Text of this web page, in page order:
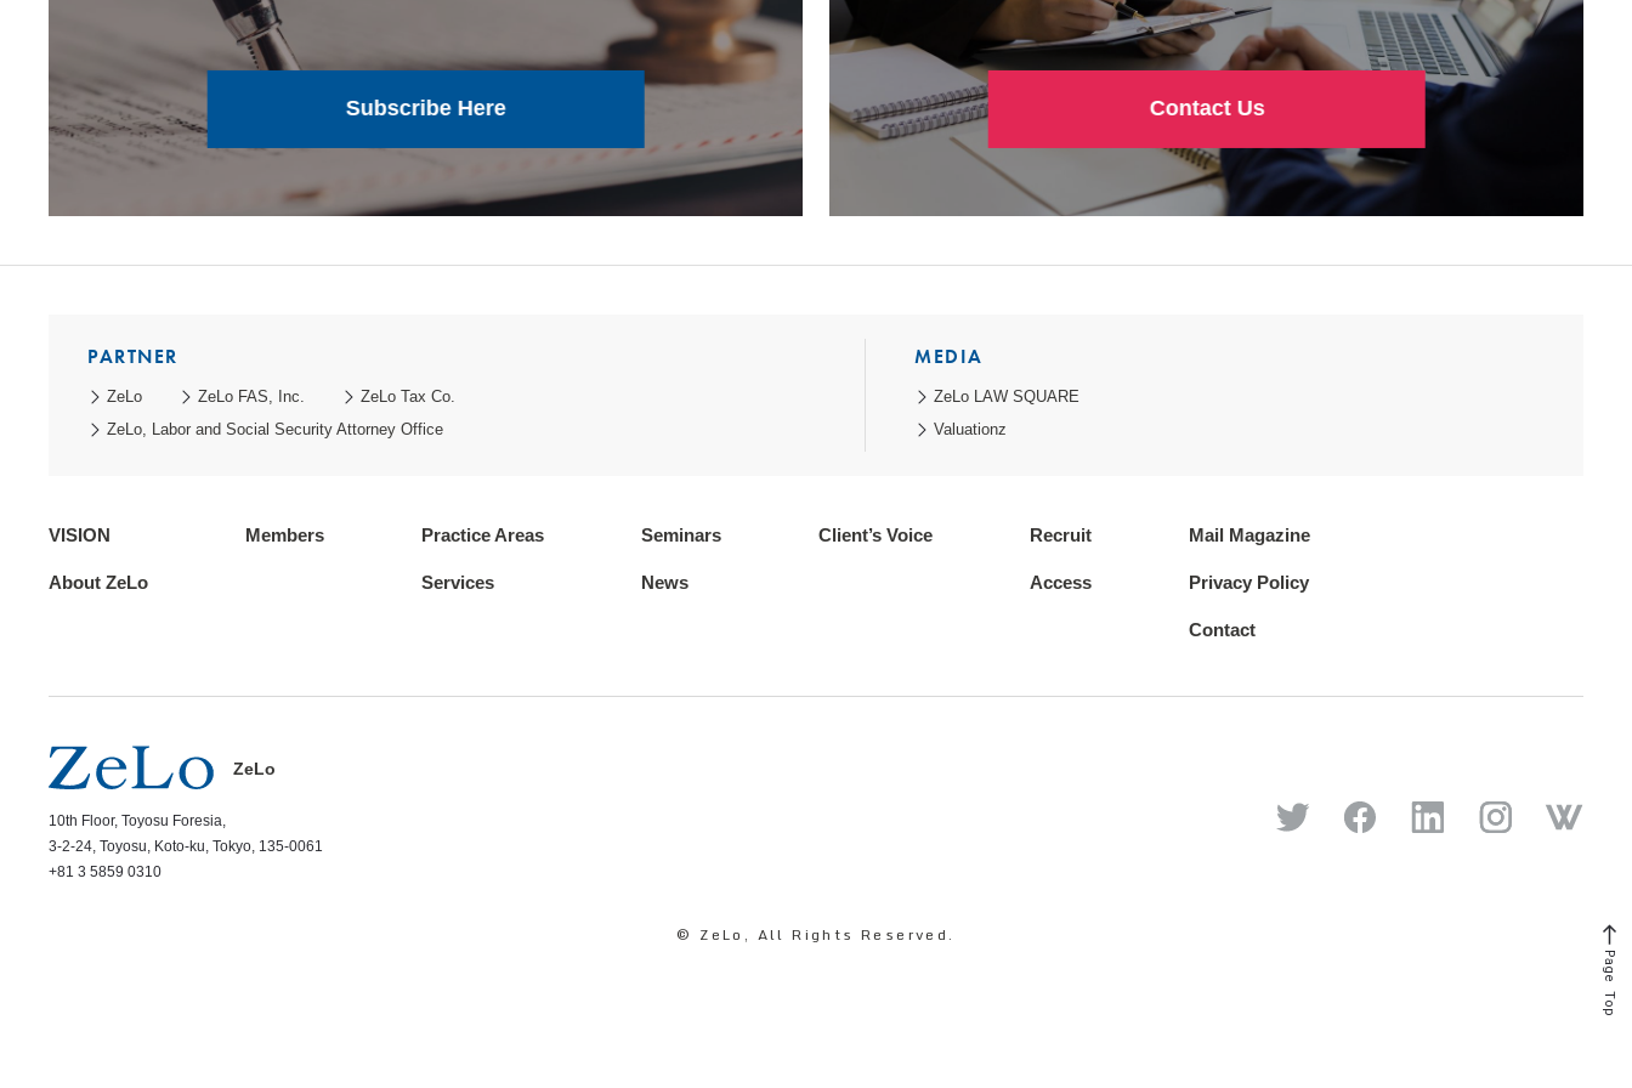
Subscribe Here Contact Us
PARTNER
ZeLo ZeLo FAS, Inc.
ZeLo Tax Co.
ZeLo, Labor and Social Security Attorney Office
MEDIA
ZeLo LAW SQUARE
Valuationz
VISION
About ZeLo
Members Practice Areas
Services
Seminars
News
Client’s Voice Recruit
Access
Mail Magazine
Privacy Policy
Contact
ZeLo
10th Floor, Toyosu Foresia,
3-2-24, Toyosu, Koto-ku, Tokyo, 135-0061
+81 3 5859 0310
© ZeLo, All Rights Reserved.
Page Top